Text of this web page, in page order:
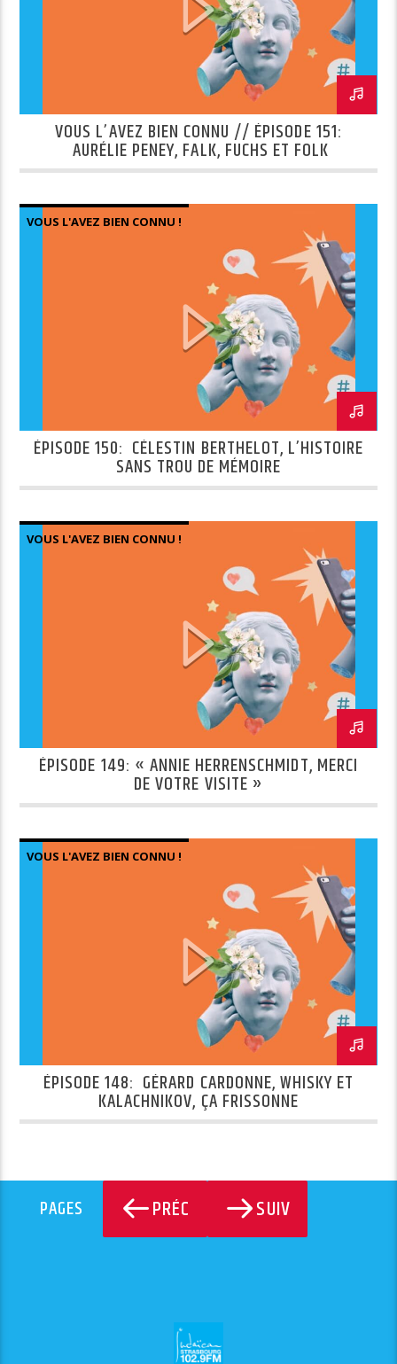
VOUS L’AVEZ BIEN CONNU // ÉPISODE 151:
AURÉLIE PENEY, FALK, FUCHS ET FOLK
VOUS L'AVEZ BIEN CONNU !
ÉPISODE 150: CÉLESTIN BERTHELOT, L’HISTOIRE
SANS TROU DE MÉMOIRE
VOUS L'AVEZ BIEN CONNU !
ÉPISODE 149: « ANNIE HERRENSCHMIDT, MERCI
DE VOTRE VISITE »
VOUS L'AVEZ BIEN CONNU !
ÉPISODE 148: GÉRARD CARDONNE, WHISKY ET
KALACHNIKOV, ÇA FRISSONNE
PAGES PRÉC SUIV